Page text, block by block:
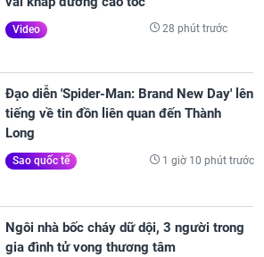
Video 28 phút trước
Đạo diễn 'Spider-Man: Brand New Day' lên
tiếng về tin đồn liên quan đến Thành
Long
Sao quốc tế 1 giờ 10 phút trước
Ngôi nhà bốc cháy dữ dội, 3 người trong
gia đình tử vong thương tâm